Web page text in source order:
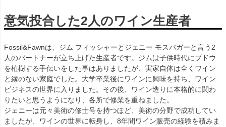
意気投合した2人のワイン生産者
Fossil&Fawnは、ジム フィッシャーとジェニー モスバガーと言う2
人のパートナーが立ち上げた生産者です。ジムは子供時代にブドウ
を植樹する手伝いをした事はありましたが、実家自体は全くワイン
と縁のない家庭でした。大学卒業後にワインに興味を持ち、ワイン
ビジネスの世界に入りました。その後、ワイン造りに本格的に関わ
りたいと思うようになり、各所で修業を重ねました。
ジェニーは元々美術の修士号を持つほど、美術の分野で成功してい
ましたが、ワインの世界に転身し、8年間ワイン販売の経験を積みま